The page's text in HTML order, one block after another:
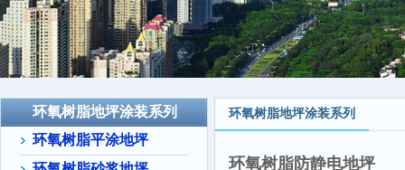
环氧树脂地坪涂装系列
环氧树脂平涂地坪
环氧树脂地坪涂装系列
环氧树脂防静电地坪